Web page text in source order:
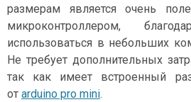
размерам является очень
микроконтроллером,
использоваться в небольших
Не требует дополнительных
так как имеет встроенный
от arduino pro mini.